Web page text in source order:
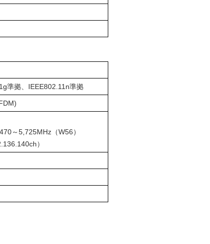
準拠、IEEE802.11n準拠
～5,725MHz（W56）
）